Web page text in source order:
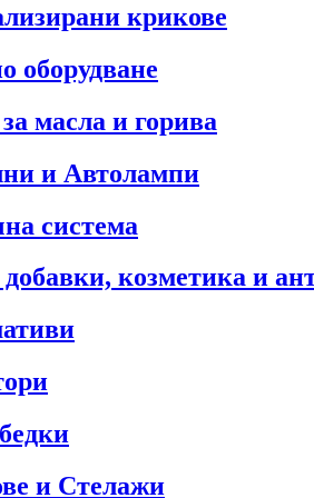
крикове
оборудване
масла и горива
и Автолампи
система
козметика и
и Стелажи